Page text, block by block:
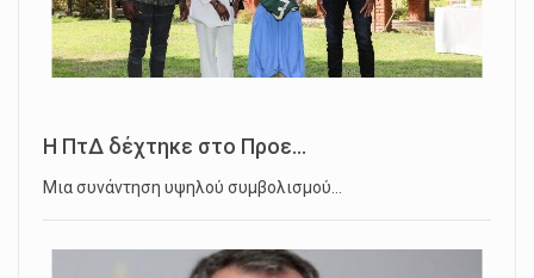
Η ΠτΔ δέχτηκε στο Προε...
Μια συνάντηση υψηλού συμβολισμού…